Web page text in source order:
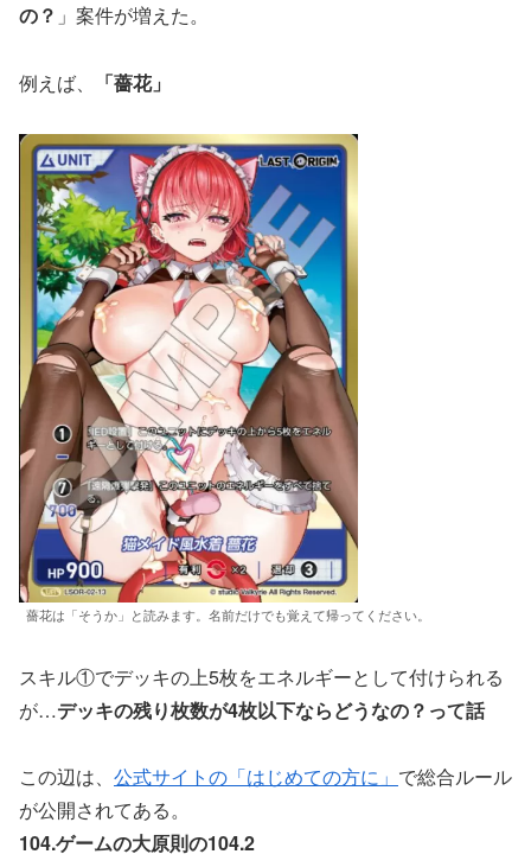
の？ 」案件が増えた。
例えば、 「薔花」
薔花は「そうか」と読みます。名前だけでも覚えて帰ってください。
スキル①でデッキの上5枚をエネルギーとして付けられる
が…デッキの残り枚数が4枚以下ならどうなの？って話
この辺は、 公式サイトの「はじめての方に」 で総合ルール
が公開されてある。
104.ゲームの大原則の104.2